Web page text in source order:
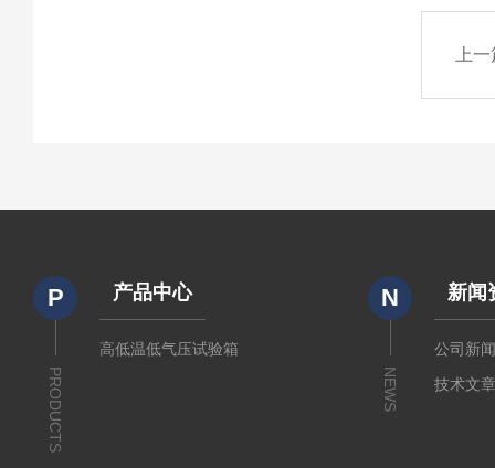
上
P
PRODUCTS
产品中心
高低温低气压试验箱
N
NEWS
新闻
公司新
技术文